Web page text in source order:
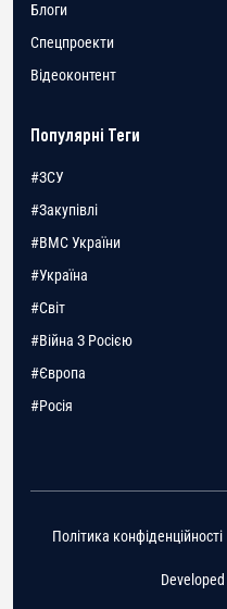
Блоги
Спецпроекти
Відеоконтент
Популярні Теги
#ЗСУ
#Закупівлі
#ВМС України
#Україна
#Світ
#Війна З Росією
#Європа
#Росія
Developed
Політика конфіденційності